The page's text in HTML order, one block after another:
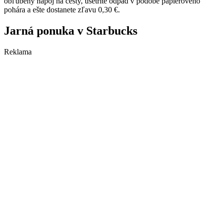
pohára a ešte dostanete zľavu 0,30 €.
Jarná ponuka v Starbucks
Reklama